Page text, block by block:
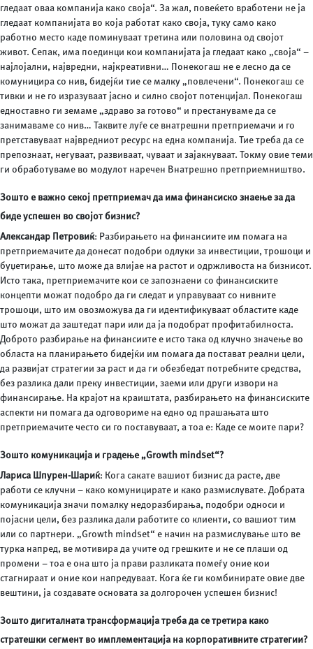
гледаат оваа компанија како своја“. За жал, повеќето вработени не ја
гледаат компанијата во која работат како своја, туку само како
работно место каде поминуваат третина или половина од својот
живот. Сепак, има поединци кои компанијата ја гледаат како „своја“ –
најлојални, највредни, најкреативни… Понекогаш не е лесно да се
комуницира со нив, бидејќи тие се малку „повлечени“. Понекогаш се
тивки и не го изразуваат јасно и силно својот потенцијал. Понекогаш
едноставно ги земаме „здраво за готово“ и престануваме да се
занимаваме со нив… Таквите луѓе се внатрешни претприемачи и го
претставуваат највредниот ресурс на една компанија. Тие треба да се
препознаат, негуваат, развиваат, чуваат и зајакнуваат. Токму овие теми
ги обработуваме во модулот наречен Внатрешно претприемништво.
Зошто е важно секој претприемач да има финансиско знаење за да
биде успешен во својот бизнис?
Александар Петровиќ: Разбирањето на финансиите им помага на
претприемачите да донесат подобри одлуки за инвестиции, трошоци и
буџетирање, што може да влијае на растот и одржливоста на бизнисот.
Исто така, претприемачите кои се запознаени со финансиските
концепти можат подобро да ги следат и управуваат со нивните
трошоци, што им овозможува да ги идентификуваат областите каде
што можат да заштедат пари или да ја подобрат профитабилноста.
Доброто разбирање на финансиите е исто така од клучно значење во
областа на планирањето бидејќи им помага да постават реални цели,
да развијат стратегии за раст и да ги обезбедат потребните средства,
без разлика дали преку инвестиции, заеми или други извори на
финансирање. На крајот на краиштата, разбирањето на финансиските
аспекти ни помага да одговориме на едно од прашањата што
претприемачите често си го поставуваат, а тоа е: Каде се моите пари?
Зошто комуникација и градење „Growth mindset“?
Лариса Шпурен-Шариќ: Кога сакате вашиот бизнис да расте, две
работи се клучни – како комуницирате и како размислувате. Добрата
комуникација значи помалку недоразбирања, подобри односи и
појасни цели, без разлика дали работите со клиенти, со вашиот тим
или со партнери. „Growth mindset“ е начин на размислување што ве
турка напред, ве мотивира да учите од грешките и не се плаши од
промени – тоа е она што ја прави разликата помеѓу оние кои
стагнираат и оние кои напредуваат. Кога ќе ги комбинирате овие две
вештини, ја создавате основата за долгорочен успешен бизнис!
Зошто дигиталната трансформација треба да се третира како
стратешки сегмент во имплементација на корпоративните стратегии?